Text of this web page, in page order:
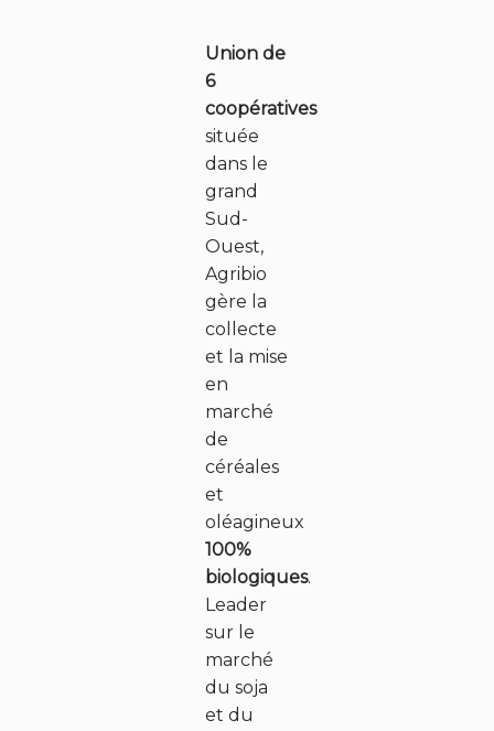
Union de
6
coopératives
située
dans le
grand
Sud-
Ouest,
Agribio
gère la
collecte
et la mise
en
marché
de
céréales
et
oléagineux
100%
biologiques.
Leader
sur le
marché
du soja
et du